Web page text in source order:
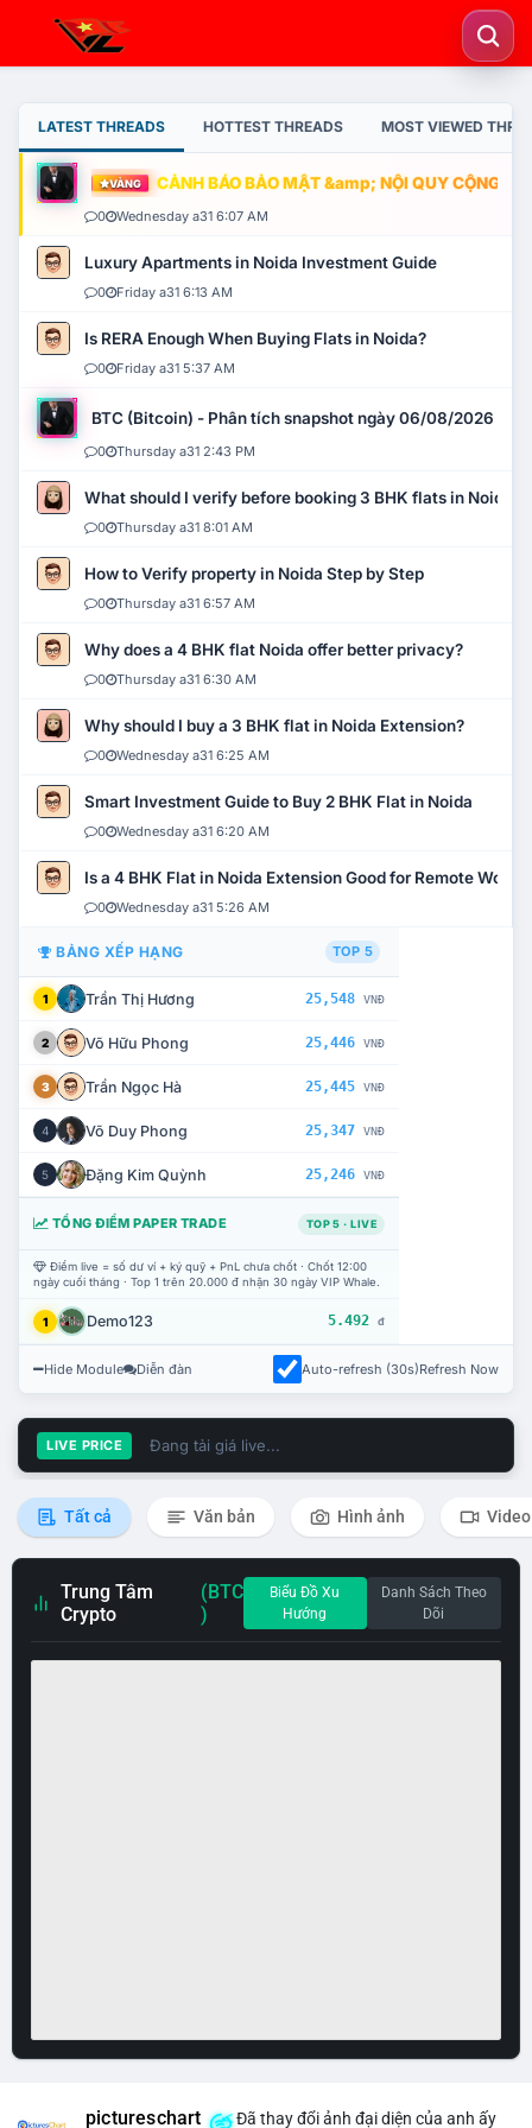
LATEST THREADS HOTTEST THREADS MOST VIEWED
VÀNG CẢNH BÁO BẢO MẬT &amp; NỘI QUY CỘNG
0 Wednesday a31 6:07 AM
Luxury Apartments in Noida Investment Guide
0 Friday a31 6:13 AM
Is RERA Enough When Buying Flats in Noida?
0 Friday a31 5:37 AM
BTC (Bitcoin) - Phân tích snapshot ngày 06/08/2026
0 Thursday a31 2:43 PM
What should I verify before booking 3 BHK flats in Noida?
0 Thursday a31 8:01 AM
How to Verify property in Noida Step by Step
0 Thursday a31 6:57 AM
Why does a 4 BHK flat Noida offer better privacy?
0 Thursday a31 6:30 AM
Why should I buy a 3 BHK flat in Noida Extension?
0 Wednesday a31 6:25 AM
Smart Investment Guide to Buy 2 BHK Flat in Noida
0 Wednesday a31 6:20 AM
Is a 4 BHK Flat in Noida Extension Good for Remote Work?
0 Wednesday a31 5:26 AM
BẢNG XẾP HẠNG TOP 5
1 Trần Thị Hương 25,548 VNĐ
2 Võ Hữu Phong 25,446 VNĐ
3 Trần Ngọc Hà 25,445 VNĐ
4 Võ Duy Phong 25,347 VNĐ
5 Đặng Kim Quỳnh 25,246 VNĐ
TỔNG ĐIỂM PAPER TRADE TOP 5 · LIVE
Điểm live = số dư ví + ký quỹ + PnL chưa chốt · Chốt 12:00
ngày cuối tháng · Top 1 trên 20.000 đ nhận 30 ngày VIP Whale.
1 Demo123 5.492 đ
Hide Module Diễn đàn Auto-refresh (30s)Refresh Now
LIVE PRICE Đang tải giá live...
Tất cả Văn bản Hình ảnh Video
Trung Tâm
Crypto
(BTC
)
Biểu Đồ Xu
Hướng
Danh Sách Theo
Dõi
pictureschart Đã thay đổi ảnh đại diện của anh ấy